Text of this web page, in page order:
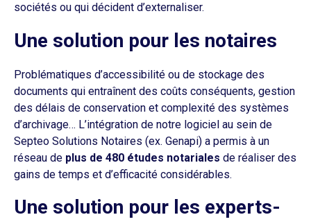
sociétés ou qui décident d’externaliser.
Une solution pour les notaires
Problématiques d’accessibilité ou de stockage des
documents qui entraînent des coûts conséquents, gestion
des délais de conservation et complexité des systèmes
d’archivage… L’intégration de notre logiciel au sein de
Septeo Solutions Notaires (ex. Genapi) a permis à un
réseau de plus de 480 études notariales de réaliser des
gains de temps et d’efficacité considérables.
Une solution pour les experts-